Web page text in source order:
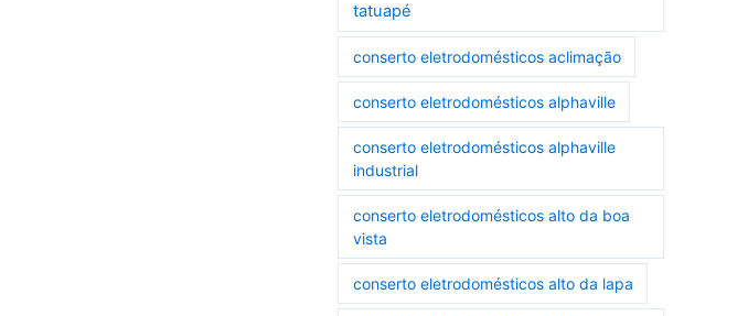
tatuapé
conserto eletrodomésticos aclimação
conserto eletrodomésticos alphaville
conserto eletrodomésticos alphaville
industrial
conserto eletrodomésticos alto da boa
vista
conserto eletrodomésticos alto da lapa